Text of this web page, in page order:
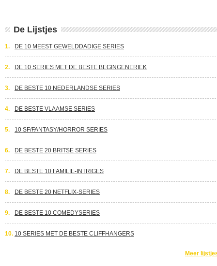
De Lijstjes
1. DE 10 MEEST GEWELDDADIGE SERIES
2. DE 10 SERIES MET DE BESTE BEGINGENERIEK
3. DE BESTE 10 NEDERLANDSE SERIES
4. DE BESTE VLAAMSE SERIES
5. 10 SF/FANTASY/HORROR SERIES
6. DE BESTE 20 BRITSE SERIES
7. DE BESTE 10 FAMILIE-INTRIGES
8. DE BESTE 20 NETFLIX-SERIES
9. DE BESTE 10 COMEDYSERIES
10. 10 SERIES MET DE BESTE CLIFFHANGERS
Meer